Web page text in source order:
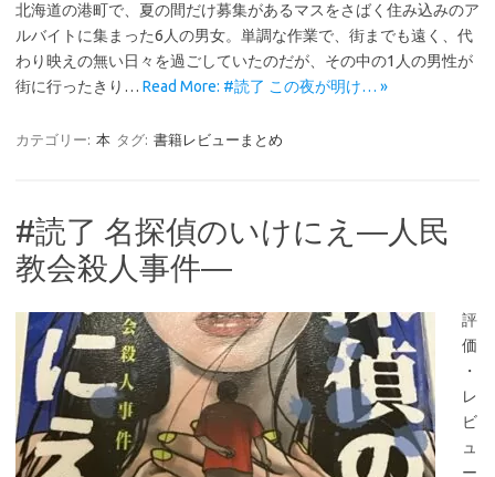
北海道の港町で、夏の間だけ募集があるマスをさばく住み込みのア
ルバイトに集まった6人の男女。単調な作業で、街までも遠く、代
わり映えの無い日々を過ごしていたのだが、その中の1人の男性が
街に行ったきり… Read More: #読了 この夜が明け… »
カテゴリー: 本 タグ: 書籍レビューまとめ
#読了 名探偵のいけにえ―人民
教会殺人事件―
評
価
・
レ
ビ
ュ
ー